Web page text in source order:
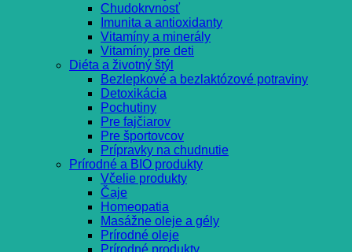
Chudokrvnosť
Imunita a antioxidanty
Vitamíny a minerály
Vitamíny pre deti
Diéta a životný štýl
Bezlepkové a bezlaktózové potraviny
Detoxikácia
Pochutiny
Pre fajčiarov
Pre športovcov
Prípravky na chudnutie
Prírodné a BIO produkty
Včelie produkty
Čaje
Homeopatia
Masážne oleje a gély
Prírodné oleje
Prírodné produkty